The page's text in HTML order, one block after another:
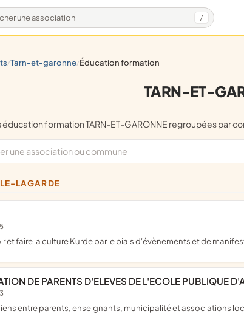
une association /
/ tarn-et-garonne/ éducation formation
TARN-ET-
éducation formation TARN-ET-GARONNE regroupées par
LAGARDE
et faire la culture Kurde par le biais d'évènements et de
DE PARENTS D'ELEVES DE L'ECOLE PUBLIQUE
liens entre parents, enseignants, municipalité et associations